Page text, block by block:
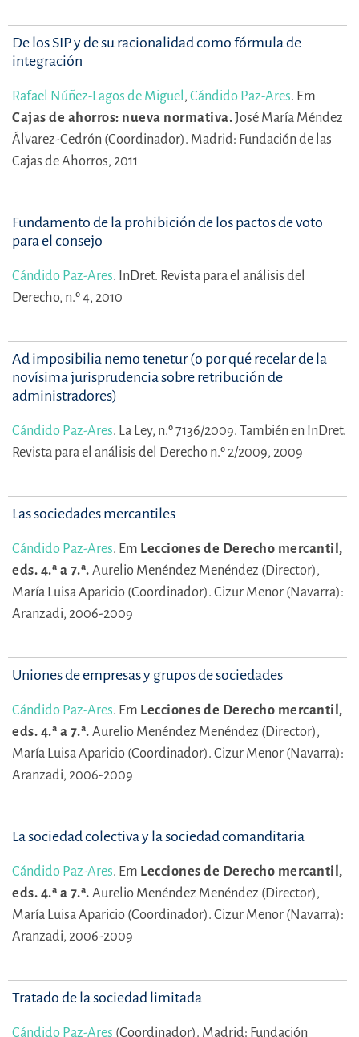
De los SIP y de su racionalidad como fórmula de
integración
Rafael Núñez-Lagos de Miguel , Cándido Paz-Ares. Em
Cajas de ahorros: nueva normativa.José María Méndez
Álvarez-Cedrón (Coordinador). Madrid: Fundación de las
Cajas de Ahorros, 2011
Fundamento de la prohibición de los pactos de voto
para el consejo
Cándido Paz-Ares. InDret. Revista para el análisis del
Derecho, n.º 4, 2010
Ad imposibilia nemo tenetur (o por qué recelar de la
novísima jurisprudencia sobre retribución de
administradores)
Cándido Paz-Ares. La Ley, n.º 7136/2009. También en InDret.
Revista para el análisis del Derecho n.º 2/2009, 2009
Las sociedades mercantiles
Cándido Paz-Ares. Em Lecciones de Derecho mercantil,
eds. 4.ª a 7.ª. Aurelio Menéndez Menéndez (Director),
María Luisa Aparicio (Coordinador). Cizur Menor (Navarra):
Aranzadi, 2006-2009
Uniones de empresas y grupos de sociedades
Cándido Paz-Ares. Em Lecciones de Derecho mercantil,
eds. 4.ª a 7.ª. Aurelio Menéndez Menéndez (Director),
María Luisa Aparicio (Coordinador). Cizur Menor (Navarra):
Aranzadi, 2006-2009
La sociedad colectiva y la sociedad comanditaria
Cándido Paz-Ares. Em Lecciones de Derecho mercantil,
eds. 4.ª a 7.ª. Aurelio Menéndez Menéndez (Director),
María Luisa Aparicio (Coordinador). Cizur Menor (Navarra):
Aranzadi, 2006-2009
Tratado de la sociedad limitada
Cándido Paz-Ares (Coordinador). Madrid: Fundación